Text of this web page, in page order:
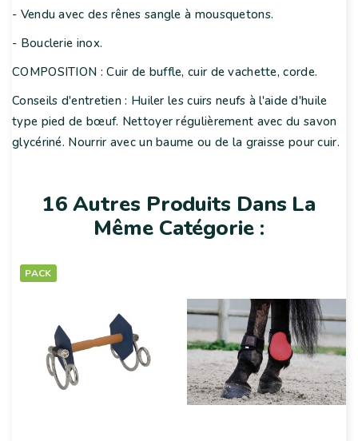
- Vendu avec des rênes sangle à mousquetons.
- Bouclerie inox.
COMPOSITION : Cuir de buffle, cuir de vachette, corde.
Conseils d'entretien : Huiler les cuirs neufs à l'aide d'huile
type pied de bœuf. Nettoyer régulièrement avec du savon
glycériné. Nourrir avec un baume ou de la graisse pour cuir.
16 Autres Produits Dans La
Même Catégorie :
PACK